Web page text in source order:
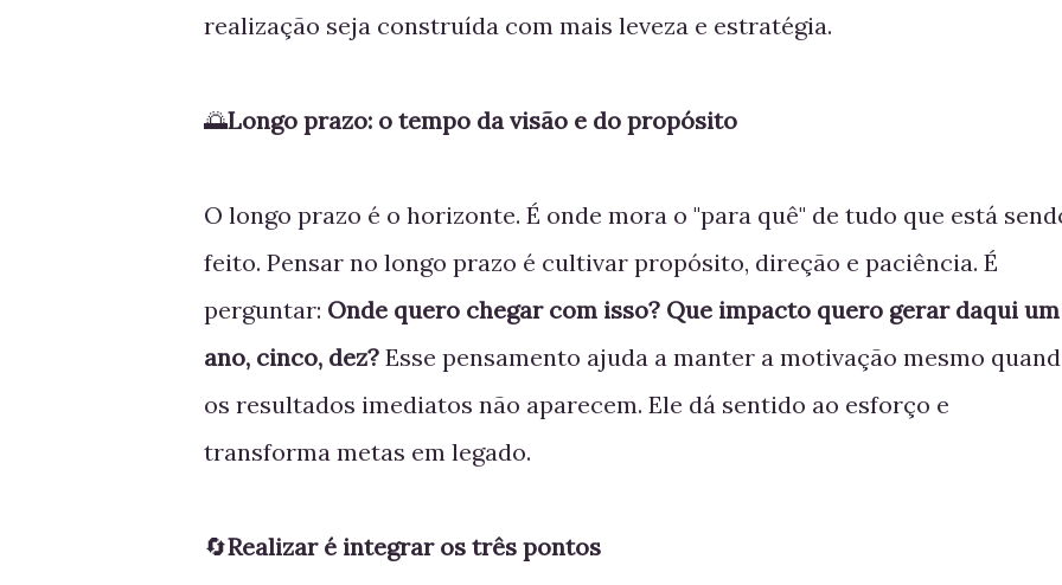
realização seja construída com mais leveza e estratégia.
🌅Longo prazo: o tempo da visão e do propósito
O longo prazo é o horizonte. É onde mora o "para quê" de tudo que está
feito. Pensar no longo prazo é cultivar propósito, direção e paciência. É
perguntar: Onde quero chegar com isso? Que impacto quero gerar daqui um
ano, cinco, dez? Esse pensamento ajuda a manter a motivação mesmo
os resultados imediatos não aparecem. Ele dá sentido ao esforço e
transforma metas em legado.
🔄Realizar é integrar os três pontos